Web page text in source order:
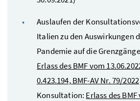
Auslaufen der
Italien zu den Auswirkungen
Pandemie auf die
Erlass desBMFvom
0.423.194,BMF-AV Nr. 79/2022
Konsultation: Erlass desBMF